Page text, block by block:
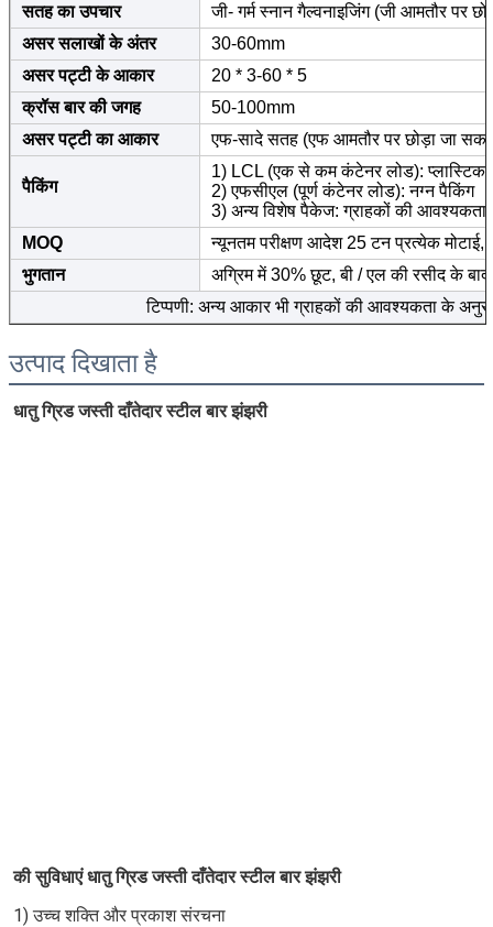
सतह का उपचार
जी- गर्म स्नान गैल्वनाइजिंग (जी आमतौर पर
असर सलाखों के अंतर
30-60mm
असर पट्टी के आकार
20 * 3-60 * 5
क्रॉस बार की जगह
50-100mm
असर पट्टी का आकार
एफ-सादे सतह (एफ आमतौर पर छोड़ा जा
पैकिंग
1) LCL (एक से कम कंटेनर लोड): प्लास्टिक
2) एफसीएल (पूर्ण कंटेनर लोड): नग्न पैकिंग
3) अन्य विशेष पैकेज: ग्राहकों की
MOQ
न्यूनतम परीक्षण आदेश 25 टन प्रत्येक मोटाई,
भुगतान
अग्रिम में 30% छूट, बी / एल की रसीद के
टिप्पणी: अन्य आकार भी ग्राहकों की आवश्यकता के
उत्पाद दिखाता है
धातु ग्रिड जस्ती दाँतेदार स्टील बार झंझरी
की सुविधाएं धातु ग्रिड जस्ती दाँतेदार स्टील बार झंझरी
1) उच्च शक्ति और प्रकाश संरचना